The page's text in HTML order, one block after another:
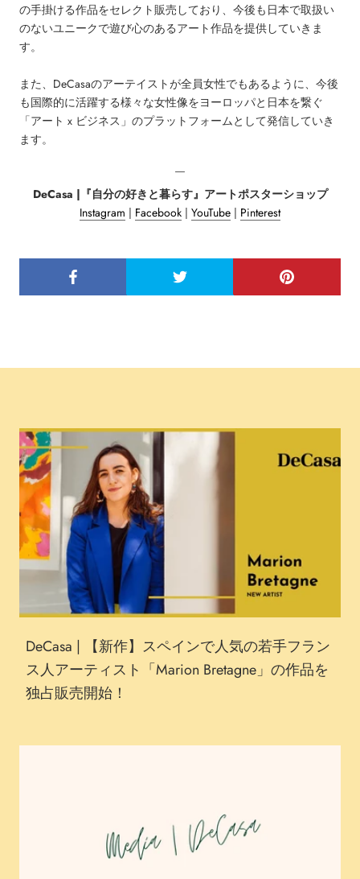
の手掛ける作品をセレクト販売しており、今後も日本で取扱い
のないユニークで遊び心のあるアート作品を提供していきま
す。
また、DeCasaのアーテイストが全員女性でもあるように、今後
も国際的に活躍する様々な女性像をヨーロッパと日本を繋ぐ
「アート x ビジネス」のプラットフォームとして発信していき
ます。
￣
DeCasa |『自分の好きと暮らす』アートポスターショップ
Instagram | Facebook | YouTube | Pinterest
DeCasa | 【新作】スペインで人気の若手フラン
ス人アーティスト「Marion Bretagne」の作品を
独占販売開始！